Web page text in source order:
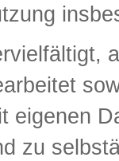
eigenen
zu